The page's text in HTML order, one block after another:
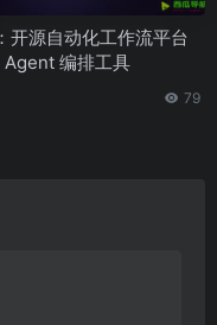
开源自动化工作流平台
Agent 编排工具
79